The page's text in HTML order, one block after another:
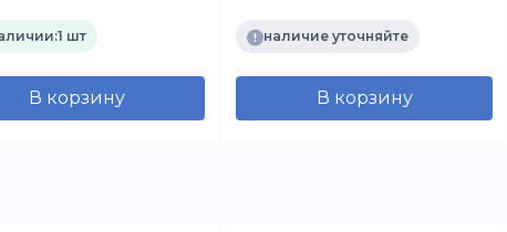
1 шт
В корзину
УРАЛ)наличие уточняйте
В корзину